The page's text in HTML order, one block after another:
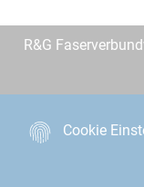
R&G
Cookie